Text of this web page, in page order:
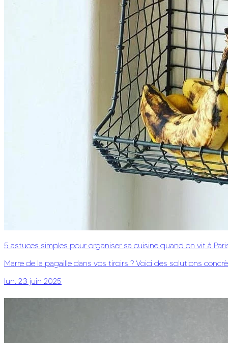
5 astuces simples pour organiser sa cuisine quand on vit à
Marre de la pagaille dans vos tiroirs ? Voici des solutions
lun. 23 juin 2025